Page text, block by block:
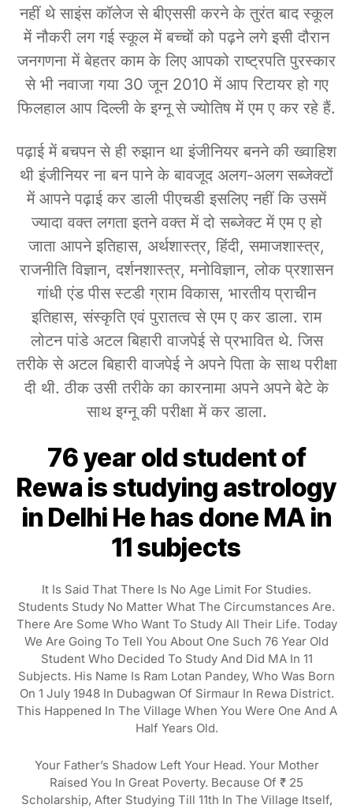
नहीं थे साइंस कॉलेज से बीएससी करने के तुरंत बाद स्कूल
में नौकरी लग गई स्कूल में बच्चों को पढ़ने लगे इसी दौरान
जनगणना में बेहतर काम के लिए आपको राष्ट्रपति पुरस्कार
से भी नवाजा गया 30 जून 2010 में आप रिटायर हो गए
फिलहाल आप दिल्ली के इग्नू से ज्योतिष में एम ए कर रहे हैं.
पढ़ाई में बचपन से ही रुझान था इंजीनियर बनने की ख्वाहिश
थी इंजीनियर ना बन पाने के बावजूद अलग-अलग सब्जेक्टों
में आपने पढ़ाई कर डाली पीएचडी इसलिए नहीं कि उसमें
ज्यादा वक्त लगता इतने वक्त में दो सब्जेक्ट में एम ए हो
जाता आपने इतिहास, अर्थशास्त्र, हिंदी, समाजशास्त्र,
राजनीति विज्ञान, दर्शनशास्त्र, मनोविज्ञान, लोक प्रशासन
गांधी एंड पीस स्टडी ग्राम विकास, भारतीय प्राचीन
इतिहास, संस्कृति एवं पुरातत्व से एम ए कर डाला. राम
लोटन पांडे अटल बिहारी वाजपेई से प्रभावित थे. जिस
तरीके से अटल बिहारी वाजपेई ने अपने पिता के साथ परीक्षा
दी थी. ठीक उसी तरीके का कारनामा अपने अपने बेटे के
साथ इग्नू की परीक्षा में कर डाला.
76 year old student of
Rewa is studying astrology
in Delhi He has done MA in
11 subjects
It Is Said That There Is No Age Limit For Studies.
Students Study No Matter What The Circumstances Are.
There Are Some Who Want To Study All Their Life. Today
We Are Going To Tell You About One Such 76 Year Old
Student Who Decided To Study And Did MA In 11
Subjects. His Name Is Ram Lotan Pandey, Who Was Born
On 1 July 1948 In Dubagwan Of Sirmaur In Rewa District.
This Happened In The Village When You Were One And A
Half Years Old.
Your Father’s Shadow Left Your Head. Your Mother
Raised You In Great Poverty. Because Of ₹ 25
Scholarship, After Studying Till 11th In The Village Itself,